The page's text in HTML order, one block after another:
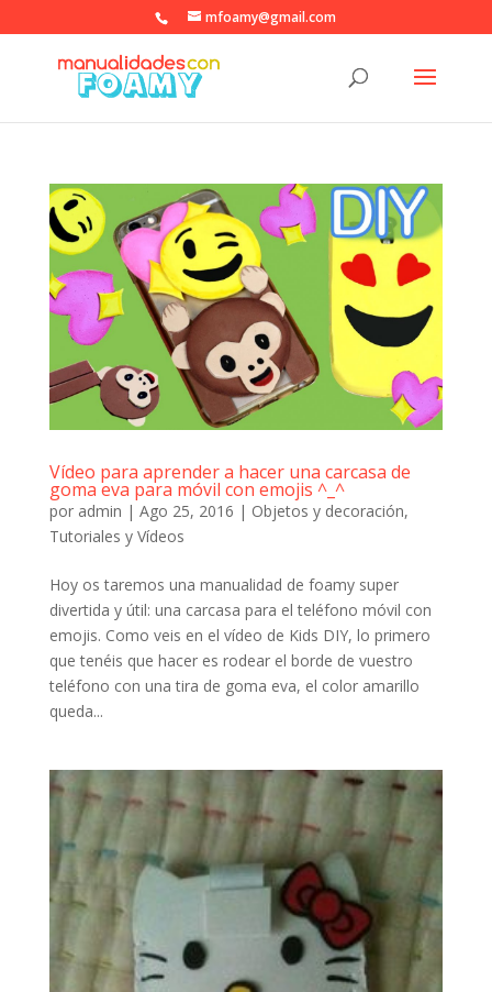
mfoamy@gmail.com
Vídeo para aprender a hacer una carcasa de
goma eva para móvil con emojis ^_^
por admin | Ago 25, 2016 | Objetos y decoración,
Tutoriales y Vídeos
Hoy os taremos una manualidad de foamy super
divertida y útil: una carcasa para el teléfono móvil con
emojis. Como veis en el vídeo de Kids DIY, lo primero
que tenéis que hacer es rodear el borde de vuestro
teléfono con una tira de goma eva, el color amarillo
queda...